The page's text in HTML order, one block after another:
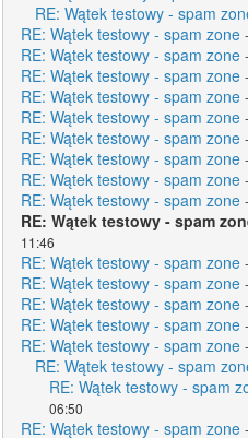
RE: Wątek testowy - spam
RE: Wątek testowy - spam zone
RE: Wątek testowy - spam zone
RE: Wątek testowy - spam zone
RE: Wątek testowy - spam zone
RE: Wątek testowy - spam zone
RE: Wątek testowy - spam zone
RE: Wątek testowy - spam zone
RE: Wątek testowy - spam zone
RE: Wątek testowy - spam zone
RE: Wątek testowy - spam
11:46
RE: Wątek testowy - spam zone
RE: Wątek testowy - spam zone
RE: Wątek testowy - spam zone
RE: Wątek testowy - spam zone
RE: Wątek testowy - spam zone
RE: Wątek testowy - spam
RE: Wątek testowy - spam
06:50
RE: Wątek testowy - spam zone